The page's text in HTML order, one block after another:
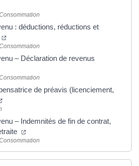
dans un nouvel onglet)
: déductions, réductions et
(ouverture dans un nouvel onglet)
– Déclaration de revenus
dans un nouvel onglet)
de préavis (licenciement,
(ouverture dans un nouvel onglet)
– Indemnités de fin de contrat,
(ouverture dans un nouvel onglet)